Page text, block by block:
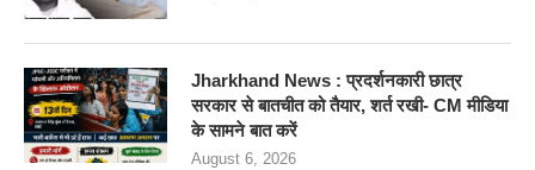
Jharkhand News : प्रदर्शनकारी छात्र
सरकार से बातचीत को तैयार, शर्त रखी- CM मीडिया
के सामने बात करें
August 6, 2026